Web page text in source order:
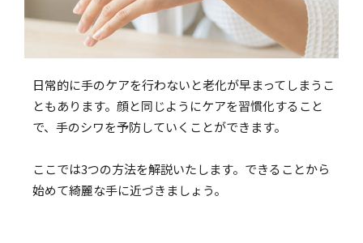
日常的に手のケアを行わないと老化が早まってしまうこ
ともあります。顔と同じようにケアを習慣化すること
で、手のシワを予防していくことができます。
ここでは3つの方法を解説いたします。できることから
始めて綺麗な手に近づきましょう。